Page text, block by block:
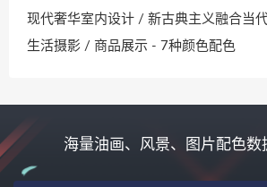
现代奢华室内设计 / 新古典主义融合当
生活摄影 / 商品展示 - 7种颜色配色
海量油画、风景、图片配色数